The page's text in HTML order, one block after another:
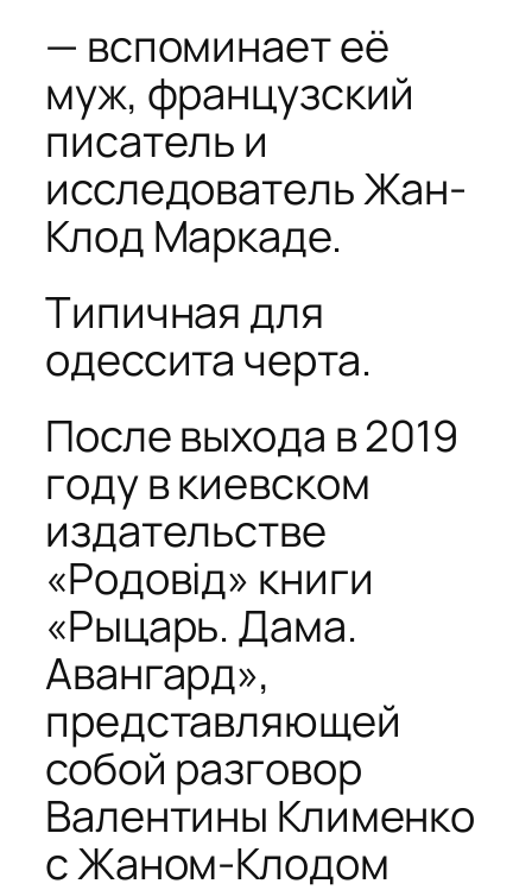
— вспоминает её
муж, французский
писатель и
исследователь Жан-
Клод Маркаде.
Типичная для
одессита черта.
После выхода в 2019
году в киевском
издательстве
«Родовід» книги
«Рыцарь. Дама.
Авангард»,
представляющей
собой разговор
Валентины Клименко
с Жаном-Клодом